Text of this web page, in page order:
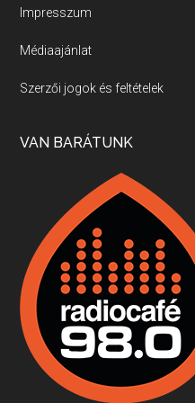
Villány, kékfrankos,
Apr 17, 2026 • 00:35:38
Boston, teadélután,
Apr 9, 2026 • 00:37:17
Fermentáljunk, a
Apr 3, 2026 • 00:36:07
Impresszum
Médiaajánlat
Szerzői jogok és feltételek
VAN BARÁTUNK